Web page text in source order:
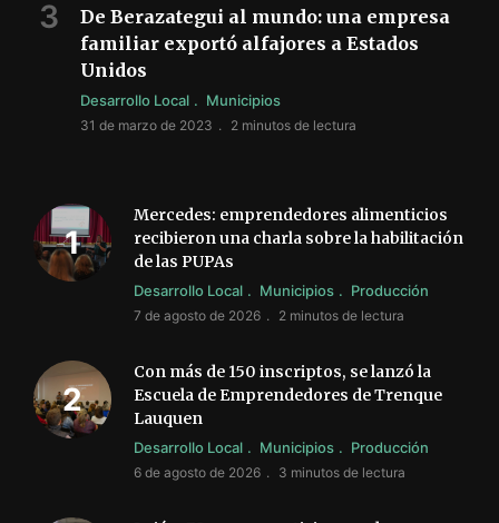
De Berazategui al mundo: una empresa
familiar exportó alfajores a Estados
Unidos
Desarrollo Local Municipios
31 de marzo de 2023 2 minutos de lectura
Mercedes: emprendedores alimenticios
recibieron una charla sobre la habilitación
de las PUPAs
Desarrollo Local Municipios Producción
7 de agosto de 2026 2 minutos de lectura
Con más de 150 inscriptos, se lanzó la
Escuela de Emprendedores de Trenque
Lauquen
Desarrollo Local Municipios Producción
6 de agosto de 2026 3 minutos de lectura